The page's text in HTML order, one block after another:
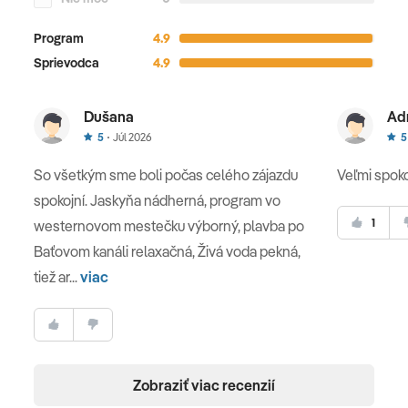
Program
4.9
Sprievodca
4.9
Dušana
5 Júl 2026
So všetkým sme boli počas celého zájazdu
spokojní. Jaskyňa nádherná, program vo
westernovom mestečku výborný, plavba po
Baťovom kanáli relaxačná, Živá voda pekná,
tiež ar...viac
5
Veľmi
1
Zobraziť viac recenzií